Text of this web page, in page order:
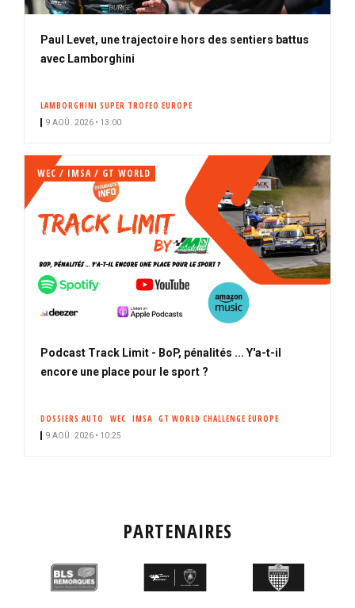
Paul Levet, une trajectoire hors des sentiers battus
avec Lamborghini
LAMBORGHINI SUPER TROFEO EUROPE
9 AOÛ. 2026 • 13:00
WEC / IMSA / GT WORLD
Podcast Track Limit - BoP, pénalités ... Y'a-t-il
encore une place pour le sport ?
DOSSIERS AUTO WEC IMSA GT WORLD CHALLENGE EUROPE
9 AOÛ. 2026 • 10:25
PARTENAIRES